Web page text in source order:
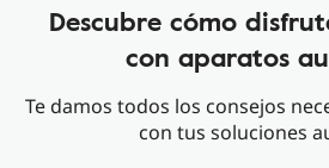
Descubre cómo
con aparatos
Te damos todos los consejos
con tus soluciones